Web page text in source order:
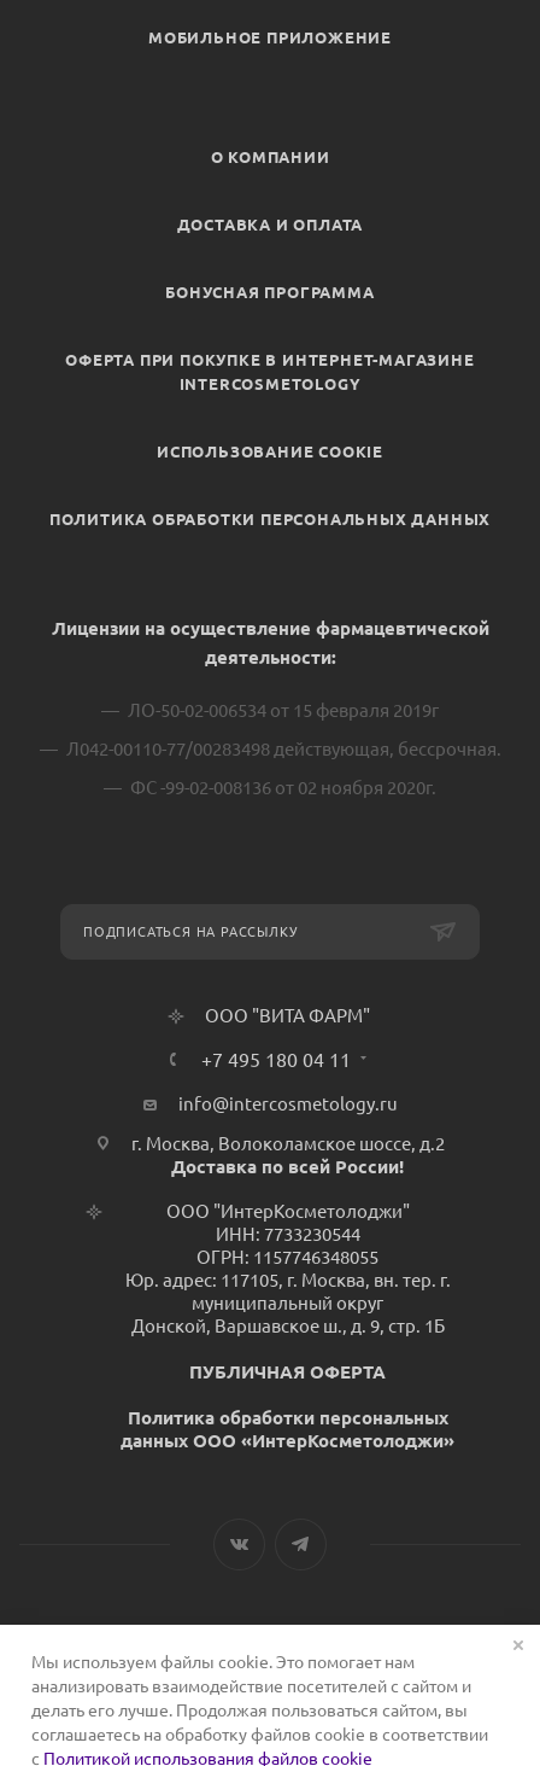
МОБИЛЬНОЕ ПРИЛОЖЕНИЕ
О КОМПАНИИ
ДОСТАВКА И ОПЛАТА
БОНУСНАЯ ПРОГРАММА
ОФЕРТА ПРИ ПОКУПКЕ В ИНТЕРНЕТ-МАГАЗИНЕ
INTERCOSMETOLOGY
ИСПОЛЬЗОВАНИЕ COOKIE
ПОЛИТИКА ОБРАБОТКИ ПЕРСОНАЛЬНЫХ ДАННЫХ
Лицензии на осуществление фармацевтической
деятельности:
ЛО-50-02-006534 от 15 февраля 2019г
Л042-00110-77/00283498 действующая, бессрочная.
ФС -99-02-008136 от 02 ноября 2020г.
ПОДПИСАТЬСЯ НА РАССЫЛКУ
ООО "ВИТА ФАРМ"
+7 495 180 04 11
info@intercosmetology.ru
г. Москва, Волоколамское шоссе, д.2
Доставка по всей России!
ООО "ИнтерКосметолоджи"
ИНН: 7733230544
ОГРН: 1157746348055
Юр. адрес: 117105, г. Москва, вн. тер. г.
муниципальный округ
Донской, Варшавское ш., д. 9, стр. 1Б
ПУБЛИЧНАЯ ОФЕРТА
Политика обработки персональных
данных ООО «ИнтерКосметолоджи»
2026 © Сервис для косметологов
Мы используем файлы cookie. Это помогает нам
анализировать взаимодействие посетителей с сайтом и
делать его лучше. Продолжая пользоваться сайтом, вы
соглашаетесь на обработку файлов cookie в соответствии
с Политикой использования файлов cookie